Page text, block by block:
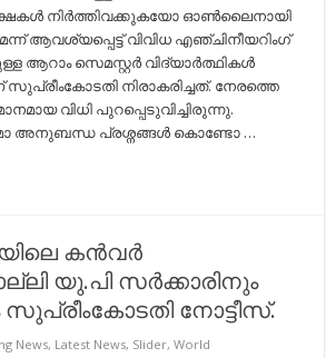
നിര്‍ത്തിവക്കുകയോ ഓണ്‍ലൈനായി
ആവശ്യപ്പെട്ട് വിവിധ എഞ്ചിനീയറിംഗ്
ആറാം സെമസ്റ്റര്‍ വിദ്യാര്‍ത്ഥികള്‍
സുപ്രീംകോടതി നിരാകരിച്ചത്. നേരത്തെ
വിധി പുറപ്പെടുവിച്ചിരുന്നു.
അനുബന്ധ പ്രശ്നങ്ങള്‍ കൊണ്ടോ …
കന്‍വര്‍
യു.പി സര്‍ക്കാരിനും
സുപ്രീംകോടതി നോട്ടീസ്.
News, Latest News, Slider,World